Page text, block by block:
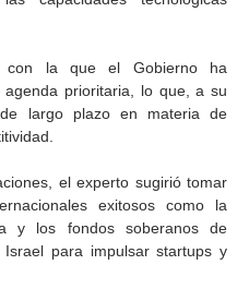
con la que el Gobierno ha
prioritaria, lo que, a su
largo plazo en materia de
el experto sugirió tomar
exitosos como la
y los fondos soberanos de
para impulsar startups y